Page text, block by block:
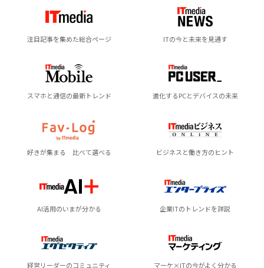
注目記事を集めた総合ページ ITの今と未来を見通す
スマホと通信の最新トレンド 進化するPCとデバイスの未来
好きが集まる 比べて選べる ビジネスと働き方のヒント
AI活用のいまが分かる 企業ITのトレンドを詳説
経営リーダーのコミュニティ マーケ×ITの今がよく分かる